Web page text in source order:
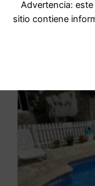
Advertencia:
sitio contiene